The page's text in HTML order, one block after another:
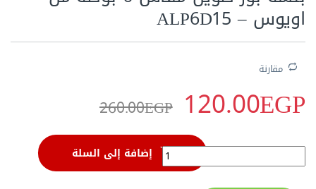
اويوس – ALP6D15
مقارنة
120.00EGP
260.00EGP
بنسة بوز طويل مقاس 6 بوصة من اويوس – ALP6D15 quantity إضافة إلى السلة